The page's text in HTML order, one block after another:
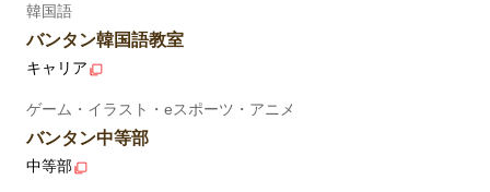
韓国語
バンタン韓国語教室
キャリア
ゲーム・イラスト・eスポーツ・アニメ
バンタン中等部
中等部